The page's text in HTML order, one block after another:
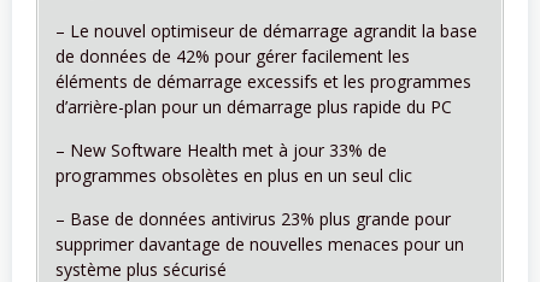
– Le nouvel optimiseur de démarrage agrandit la base
de données de 42% pour gérer facilement les
éléments de démarrage excessifs et les programmes
d’arrière-plan pour un démarrage plus rapide du PC
– New Software Health met à jour 33% de
programmes obsolètes en plus en un seul clic
– Base de données antivirus 23% plus grande pour
supprimer davantage de nouvelles menaces pour un
système plus sécurisé